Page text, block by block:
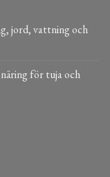
jord, vattning och
för tuja och